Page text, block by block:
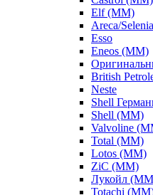
Elf (ММ)
Areca/
Esso
Eneos (ММ)
British
Neste
Shell
Shell (ММ)
Valvoline
Total (ММ)
Lotos (ММ)
ZiC (ММ)
Лукойл
Totachi